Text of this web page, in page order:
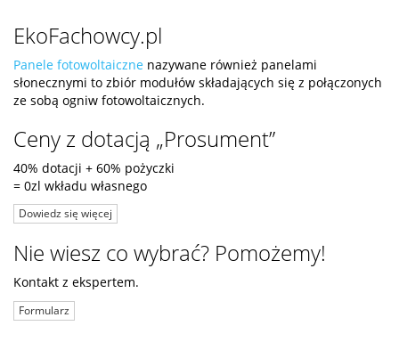
EkoFachowcy.pl
Panele fotowoltaiczne nazywane również panelami
słonecznymi to zbiór modułów składających się z połączonych
ze sobą ogniw fotowoltaicznych.
Ceny z dotacją „Prosument”
40% dotacji + 60% pożyczki
= 0zl wkładu własnego
Dowiedz się więcej
Nie wiesz co wybrać? Pomożemy!
Kontakt z ekspertem.
Formularz